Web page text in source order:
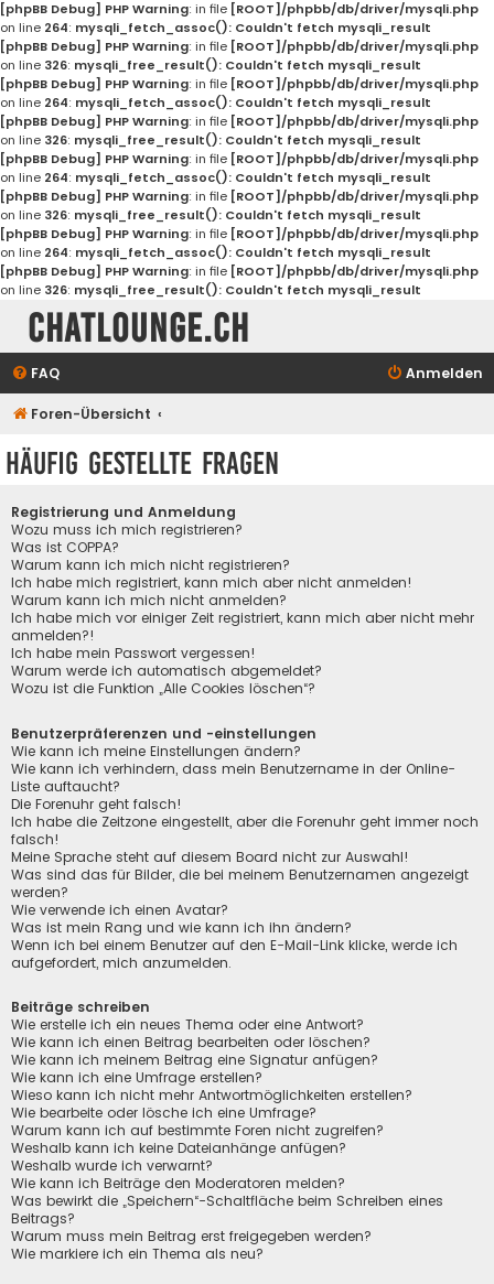
[phpBB Debug] PHP Warning: in file [ROOT]/phpbb/db/driver/mysqli.php
on line 264: mysqli_fetch_assoc(): Couldn't fetch mysqli_result
[phpBB Debug] PHP Warning: in file [ROOT]/phpbb/db/driver/mysqli.php
on line 326: mysqli_free_result(): Couldn't fetch mysqli_result
[phpBB Debug] PHP Warning: in file [ROOT]/phpbb/db/driver/mysqli.php
on line 264: mysqli_fetch_assoc(): Couldn't fetch mysqli_result
[phpBB Debug] PHP Warning: in file [ROOT]/phpbb/db/driver/mysqli.php
on line 326: mysqli_free_result(): Couldn't fetch mysqli_result
[phpBB Debug] PHP Warning: in file [ROOT]/phpbb/db/driver/mysqli.php
on line 264: mysqli_fetch_assoc(): Couldn't fetch mysqli_result
[phpBB Debug] PHP Warning: in file [ROOT]/phpbb/db/driver/mysqli.php
on line 326: mysqli_free_result(): Couldn't fetch mysqli_result
[phpBB Debug] PHP Warning: in file [ROOT]/phpbb/db/driver/mysqli.php
on line 264: mysqli_fetch_assoc(): Couldn't fetch mysqli_result
[phpBB Debug] PHP Warning: in file [ROOT]/phpbb/db/driver/mysqli.php
on line 326: mysqli_free_result(): Couldn't fetch mysqli_result
Chatlounge.ch
FAQ Anmelden
Foren-Übersicht
Häufig gestellte Fragen
Registrierung und Anmeldung
Wozu muss ich mich registrieren?
Was ist COPPA?
Warum kann ich mich nicht registrieren?
Ich habe mich registriert, kann mich aber nicht anmelden!
Warum kann ich mich nicht anmelden?
Ich habe mich vor einiger Zeit registriert, kann mich aber nicht mehr
anmelden?!
Ich habe mein Passwort vergessen!
Warum werde ich automatisch abgemeldet?
Wozu ist die Funktion „Alle Cookies löschen“?
Benutzerpräferenzen und -einstellungen
Wie kann ich meine Einstellungen ändern?
Wie kann ich verhindern, dass mein Benutzername in der Online-
Liste auftaucht?
Die Forenuhr geht falsch!
Ich habe die Zeitzone eingestellt, aber die Forenuhr geht immer noch
falsch!
Meine Sprache steht auf diesem Board nicht zur Auswahl!
Was sind das für Bilder, die bei meinem Benutzernamen angezeigt
werden?
Wie verwende ich einen Avatar?
Was ist mein Rang und wie kann ich ihn ändern?
Wenn ich bei einem Benutzer auf den E-Mail-Link klicke, werde ich
aufgefordert, mich anzumelden.
Beiträge schreiben
Wie erstelle ich ein neues Thema oder eine Antwort?
Wie kann ich einen Beitrag bearbeiten oder löschen?
Wie kann ich meinem Beitrag eine Signatur anfügen?
Wie kann ich eine Umfrage erstellen?
Wieso kann ich nicht mehr Antwortmöglichkeiten erstellen?
Wie bearbeite oder lösche ich eine Umfrage?
Warum kann ich auf bestimmte Foren nicht zugreifen?
Weshalb kann ich keine Dateianhänge anfügen?
Weshalb wurde ich verwarnt?
Wie kann ich Beiträge den Moderatoren melden?
Was bewirkt die „Speichern“-Schaltfläche beim Schreiben eines
Beitrags?
Warum muss mein Beitrag erst freigegeben werden?
Wie markiere ich ein Thema als neu?